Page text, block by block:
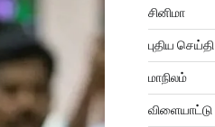
சினிமா
புதிய செய்தி
மாநிலம்
விளையாட்டு